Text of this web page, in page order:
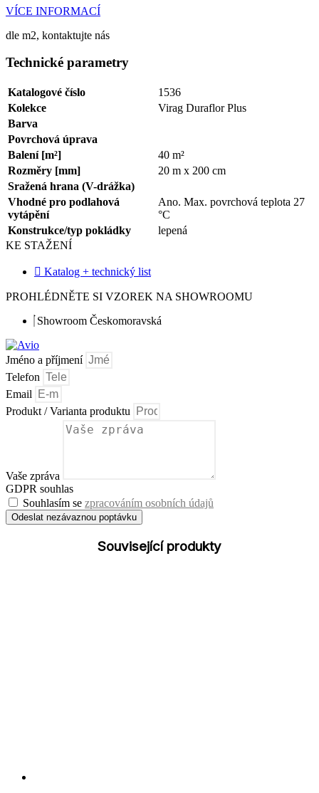
VÍCE INFORMACÍ
dle m2, kontaktujte nás
Technické parametry
Katalogové číslo
1536
Kolekce
Virag Duraflor Plus
Barva
Povrchová úprava
Balení [m²]
40 m²
Rozměry [mm]
20 m x 200 cm
Sražená hrana (V-drážka)
Vhodné pro podlahová
vytápění
Ano. Max. povrchová teplota 27
°C
Konstrukce/typ pokládky
lepená
KE STAŽENÍ
Katalog + technický list
PROHLÉDNĚTE SI VZOREK NA SHOWROOMU
Showroom Českomoravská
Jméno a příjmení
Telefon
Email
Produkt / Varianta produktu
Vaše zpráva
GDPR souhlas
Souhlasím se zpracováním osobních údajů
Odeslat nezávaznou poptávku
Související produkty